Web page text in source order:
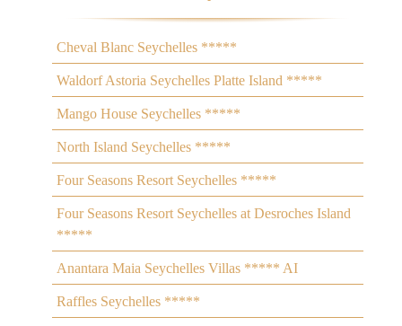
Cheval Blanc Seychelles *****
Waldorf Astoria Seychelles Platte Island *****
Mango House Seychelles *****
North Island Seychelles *****
Four Seasons Resort Seychelles *****
Four Seasons Resort Seychelles at Desroches Island
*****
Anantara Maia Seychelles Villas ***** AI
Raffles Seychelles *****